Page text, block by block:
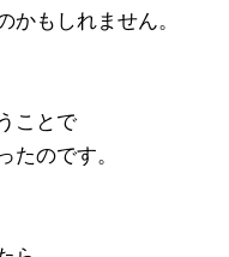
かもしれません。
ことで
たのです。